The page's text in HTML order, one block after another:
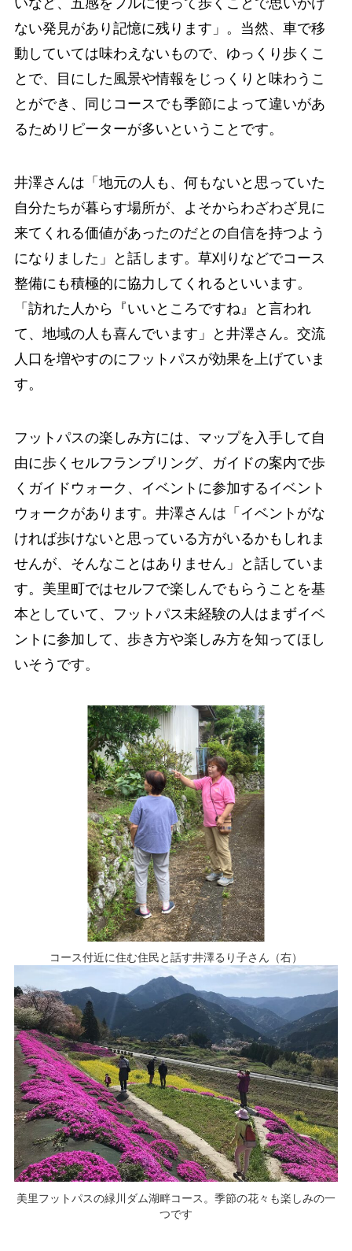
いなど、五感をフルに使って歩くことで思いがけ
ない発見があり記憶に残ります」。当然、車で移
動していては味わえないもので、ゆっくり歩くこ
とで、目にした風景や情報をじっくりと味わうこ
とができ、同じコースでも季節によって違いがあ
るためリピーターが多いということです。
井澤さんは「地元の人も、何もないと思っていた
自分たちが暮らす場所が、よそからわざわざ見に
来てくれる価値があったのだとの自信を持つよう
になりました」と話します。草刈りなどでコース
整備にも積極的に協力してくれるといいます。
「訪れた人から『いいところですね』と言われ
て、地域の人も喜んでいます」と井澤さん。交流
人口を増やすのにフットパスが効果を上げていま
す。
フットパスの楽しみ方には、マップを入手して自
由に歩くセルフランブリング、ガイドの案内で歩
くガイドウォーク、イベントに参加するイベント
ウォークがあります。井澤さんは「イベントがな
ければ歩けないと思っている方がいるかもしれま
せんが、そんなことはありません」と話していま
す。美里町ではセルフで楽しんでもらうことを基
本としていて、フットパス未経験の人はまずイベ
ントに参加して、歩き方や楽しみ方を知ってほし
いそうです。
コース付近に住む住民と話す井澤るり子さん（右）
美里フットパスの緑川ダム湖畔コース。季節の花々も楽しみの一
つです